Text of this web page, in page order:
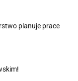
planuje prace